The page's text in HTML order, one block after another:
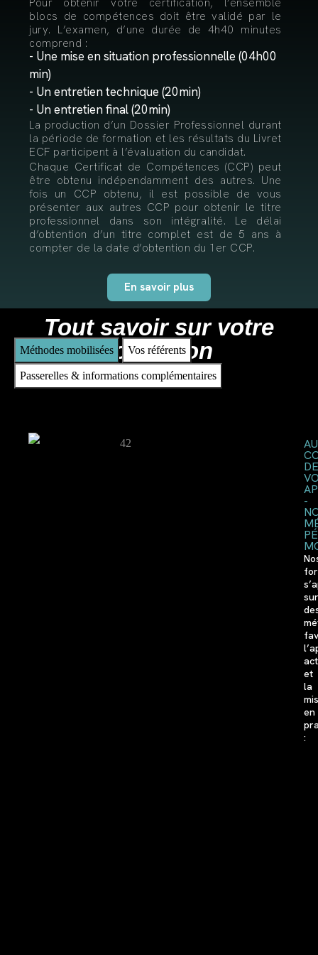
Pour obtenir votre certification, l’ensemble
blocs de compétences doit être validé par le
jury. L’examen, d’une durée de 4h40 minutes
comprend :
- Une mise en situation professionnelle (04h00
min)
- Un entretien technique (20min)
- Un entretien final (20min)
La production d’un Dossier Professionnel durant
la période de formation et les résultats du Livret
ECF participent à l’évaluation du candidat.
Chaque Certificat de Compétences (CCP) peut
être obtenu indépendamment des autres. Une
fois un CCP obtenu, il est possible de vous
présenter aux autres CCP pour obtenir le titre
professionnel dans son intégralité. Le délai
d’obtention d’un titre complet est de 5 ans à
compter de la date d’obtention du 1er CCP.
En savoir plus
Tout savoir sur votre
formation
Méthodes mobilisées Vos référents
Passerelles & informations complémentaires
AU
DE
-
sur
et
la
en
: